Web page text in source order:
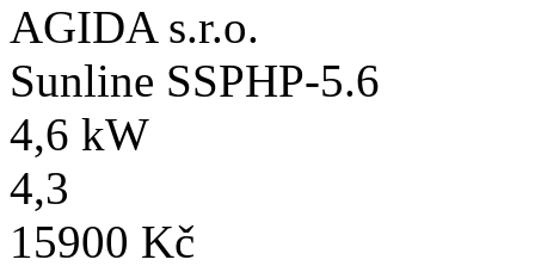
AGIDA s.r.o.
Sunline SSPHP-5.6
4,6 kW
4,3
15900 Kč